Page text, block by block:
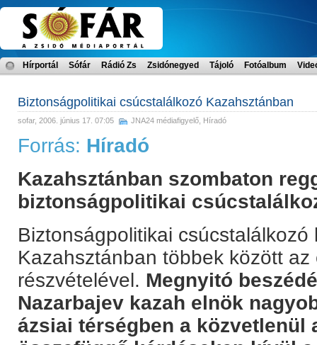
Hírportál Sófár Rádió Zs Zsidónegyed Tájoló Fotóalbum
Biztonságpolitikai csúcstalálkozó Kazahsztánban
sofar, 2006. június 17. 07:05 JNA24 médiafigyelő Híradó
Forrás: Híradó
Kazahsztánban szombaton
biztonságpolitikai
Biztonságpolitikai
Kazahsztánban többek között
részvételével. Megnyitó
Nazarbajev kazah elnök
ázsiai térségben a közvetlenül